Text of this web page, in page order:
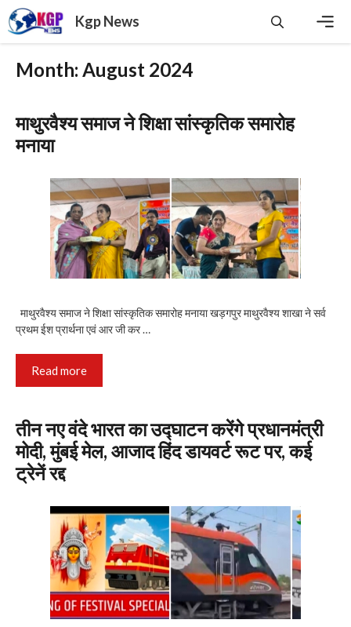
Skip
to
content
Kgp News
Month: August 2024
माथुरवैश्य समाज ने शिक्षा सांस्कृतिक समारोह
मनाया
माथुरवैश्य समाज ने शिक्षा सांस्कृतिक समारोह मनाया खड़गपुर माथुरवैश्य शाखा ने सर्व
प्रथम ईश प्रार्थना एवं आर जी कर …
Read more
तीन नए वंदे भारत का उद्घाटन करेंगे प्रधानमंत्री
मोदी, मुंबई मेल, आजाद हिंद डायवर्ट रूट पर, कई
ट्रेनें रद्द